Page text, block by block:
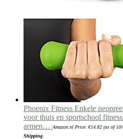
Phoenix Fitness Enkele
voor thuis en sportschool
armen… Amazon.nl Price: €14.82 (as of
Shipping